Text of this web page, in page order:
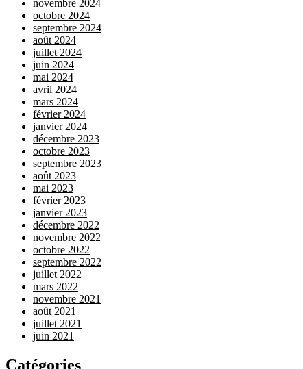
novembre 2024
octobre 2024
septembre 2024
août 2024
juillet 2024
juin 2024
mai 2024
avril 2024
mars 2024
février 2024
janvier 2024
décembre 2023
octobre 2023
septembre 2023
août 2023
mai 2023
février 2023
janvier 2023
décembre 2022
novembre 2022
octobre 2022
septembre 2022
juillet 2022
mars 2022
novembre 2021
août 2021
juillet 2021
juin 2021
Catégories